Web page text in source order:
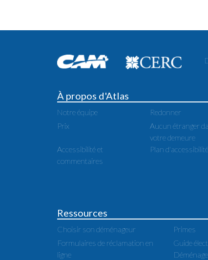
À propos d'Atlas
Notre équipe
Redonner
Prix
Aucun étranger
votre demeure
Accessibilité et
commentaires
Plan d'accessibilité
Ressources
Choisir son déménageur
Primes
Formulaires de réclamation en
ligne
Guide